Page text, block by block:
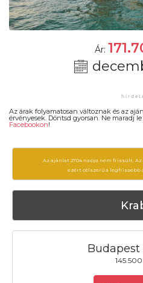
Ár:
Az árak folyamatosan változnak és az
érvényesek. Döntsd gyorsan. Ne maradj
Facebookon!
Az ajánlat 2704 napja nem frissült.
ezért célszerű a legfrissebb